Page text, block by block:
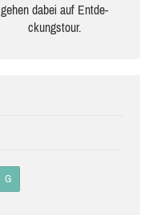
gehen dabei auf Ent­de­
ckungs­tour.
G